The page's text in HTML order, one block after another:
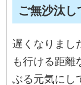
ご無沙汰し
遅くなりまし
も行ける距離
ぶる元気にし